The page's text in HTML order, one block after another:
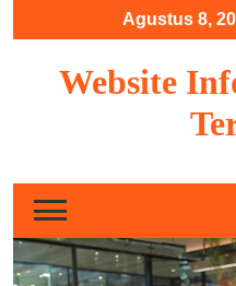
Agustus 8,
Website